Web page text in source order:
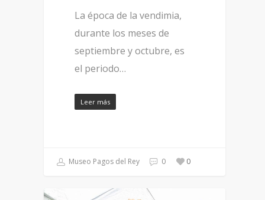
La época de la vendimia,
durante los meses de
septiembre y octubre, es
el periodo…
Leer más
Museo Pagos del Rey 0 0